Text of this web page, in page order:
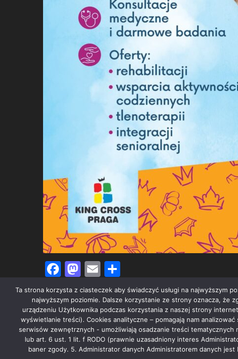
Facebook
Mastodon
Email
Ta strona korzysta z ciasteczek aby świadczyć usługi na najwyższym
najwyższym poziomie. Dalsze korzystanie ze strony oznacza, że
urządzeniu Użytkownika podczas korzystania z naszej strony
wyświetlanie treści). Cookies analityczne – pomagają nam
serwisów zewnętrznych - umożliwiają osadzanie treści
lub art. 6 ust. 1 lit. f RODO (prawnie uzasadniony interes
baner zgody. 5. Administrator danych Administratorem danych